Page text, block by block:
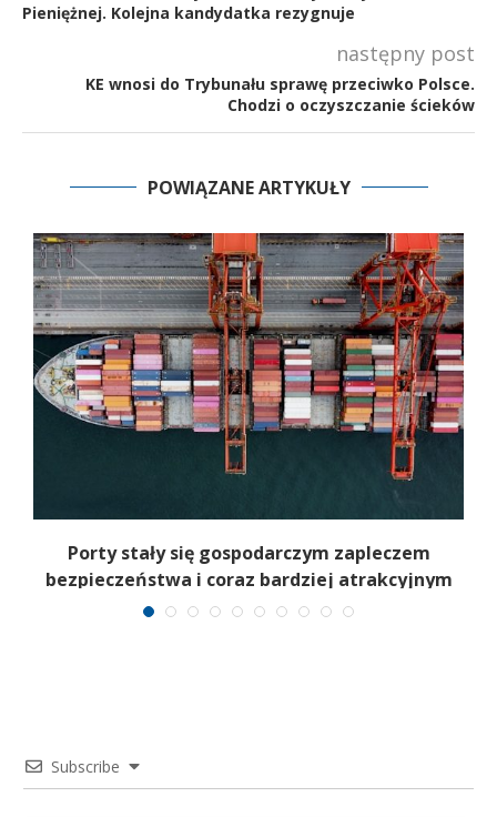
Pieniężnej. Kolejna kandydatka rezygnuje
następny post
KE wnosi do Trybunału sprawę przeciwko Polsce.
Chodzi o oczyszczanie ścieków
POWIĄZANE ARTYKUŁY
Porty stały się gospodarczym zapleczem
bezpieczeństwa i coraz bardziej atrakcyjnym
celem
Subscribe